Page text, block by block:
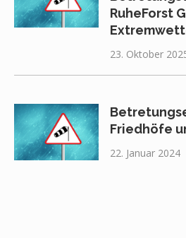
RuheForst
23. Oktober
Friedhöfe
22. Januar 2024